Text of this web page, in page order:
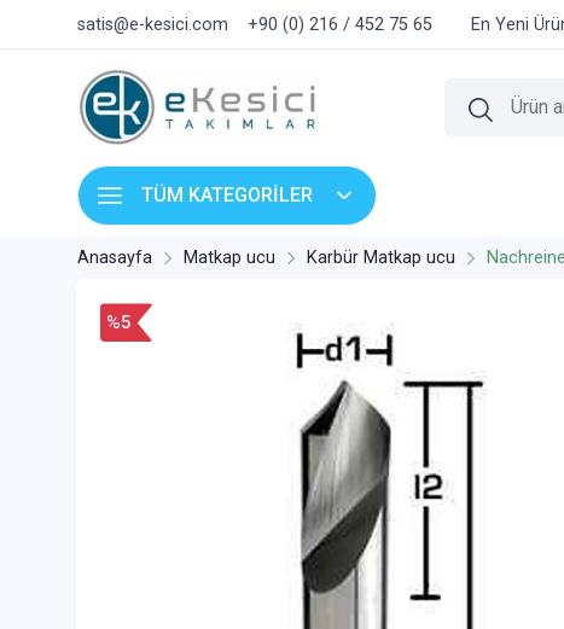
satis@e-kesici.com +90 (0) 216 / 452 75 65 En Yeni
TÜM KATEGORİLER
Anasayfa Matkap ucu Karbür Matkap ucu
%5